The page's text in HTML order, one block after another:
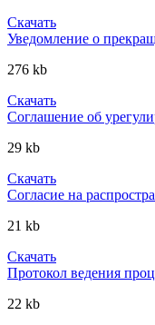
Скачать
Уведомление о
276 kb
Скачать
Соглашение об
29 kb
Скачать
Согласие на
21 kb
Скачать
Протокол ведения
22 kb